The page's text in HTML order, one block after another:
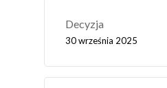
Decyzja
30 września 2025